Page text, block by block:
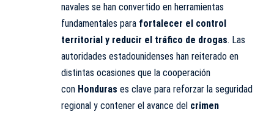
navales se han convertido en herramientas
fundamentales para fortalecer el control
territorial y reducir el tráfico de drogas. Las
autoridades estadounidenses han reiterado en
distintas ocasiones que la cooperación
con Honduras es clave para reforzar la seguridad
regional y contener el avance del crimen